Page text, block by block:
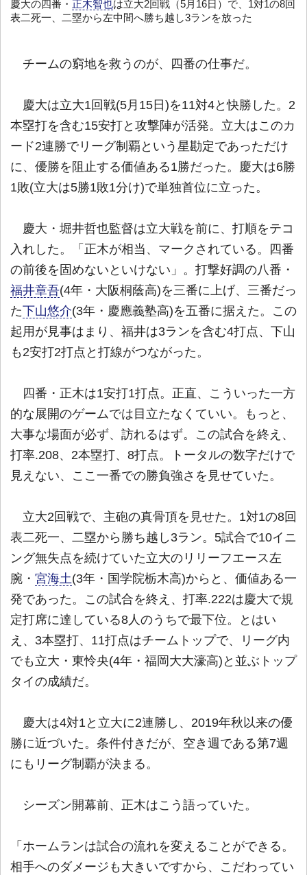
慶大の四番・ 正木智也は立大2回戦（5月16日）で、1対1の8回
表二死一、二塁から左中間へ勝ち越し3ランを放った
チームの窮地を救うのが、四番の仕事だ。
慶大は立大1回戦(5月15日)を11対4と快勝した。2
本塁打を含む15安打と攻撃陣が活発。立大はこのカ
ード2連勝でリーグ制覇という星勘定であっただけ
に、優勝を阻止する価値ある1勝だった。慶大は6勝
1敗(立大は5勝1敗1分け)で単独首位に立った。
慶大・堀井哲也監督は立大戦を前に、打順をテコ
入れした。「正木が相当、マークされている。四番
の前後を固めないといけない」。打撃好調の八番・
福井章吾(4年・大阪桐蔭高)を三番に上げ、三番だっ
た下山悠介(3年・慶應義塾高)を五番に据えた。この
起用が見事はまり、福井は3ランを含む4打点、下山
も2安打2打点と打線がつながった。
四番・正木は1安打1打点。正直、こういった一方
的な展開のゲームでは目立たなくていい。もっと、
大事な場面が必ず、訪れるはず。この試合を終え、
打率.208、2本塁打、8打点。トータルの数字だけで
見えない、ここ一番での勝負強さを見せていた。
立大2回戦で、主砲の真骨頂を見せた。1対1の8回
表二死一、二塁から勝ち越し3ラン。5試合で10イニ
ング無失点を続けていた立大のリリーフエース左
腕・ 宮海土(3年・国学院栃木高)からと、価値ある一
発であった。この試合を終え、打率.222は慶大で規
定打席に達している8人のうちで最下位。とはい
え、3本塁打、11打点はチームトップで、リーグ内
でも立大・東怜央(4年・福岡大大濠高)と並ぶトップ
タイの成績だ。
慶大は4対1と立大に2連勝し、2019年秋以来の優
勝に近づいた。条件付きだが、空き週である第7週
にもリーグ制覇が決まる。
シーズン開幕前、正木はこう語っていた。
「ホームランは試合の流れを変えることができる。
相手へのダメージも大きいですから、こだわってい